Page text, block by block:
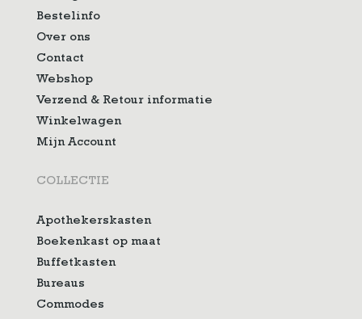
Bestelinfo
Over ons
Contact
Webshop
Verzend & Retour informatie
Winkelwagen
Mijn Account
COLLECTIE
Apothekerskasten
Boekenkast op maat
Buffetkasten
Bureaus
Commodes